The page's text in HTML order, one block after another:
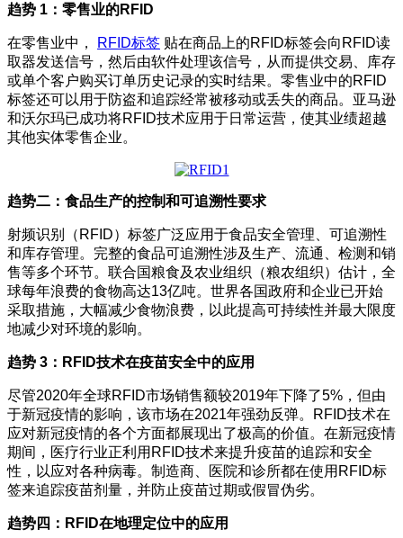
趋势 1 ： 零售业的RFID
在零售业中， RFID标签 贴在商品上的RFID标签会向RFID读
取器发送信号，然后由软件处理该信号，从而提供交易、库存
或单个客户购买订单历史记录的实时结果。零售业中的RFID
标签还可以用于防盗和追踪经常被移动或丢失的商品。亚马逊
和沃尔玛已成功将RFID技术应用于日常运营，使其业绩超越
其他实体零售企业。
趋势二：食品生产的控制和可追溯性要求
射频识别（RFID）标签广泛应用于食品安全管理、可追溯性
和库存管理。完整的食品可追溯性涉及生产、流通、检测和销
售等多个环节。联合国粮食及农业组织（粮农组织）估计，全
球每年浪费的食物高达13亿吨。世界各国政府和企业已开始
采取措施，大幅减少食物浪费，以此提高可持续性并最大限度
地减少对环境的影响。
趋势 3 ： RFID技术在疫苗安全中的应用
尽管2020年全球RFID市场销售额较2019年下降了5%，但由
于新冠疫情的影响，该市场在2021年强劲反弹。RFID技术在
应对新冠疫情的各个方面都展现出了极高的价值。在新冠疫情
期间，医疗行业正利用RFID技术来提升疫苗的追踪和安全
性，以应对各种病毒。制造商、医院和诊所都在使用RFID标
签来追踪疫苗剂量，并防止疫苗过期或假冒伪劣。
趋势四：RFID在地理定位中的应用